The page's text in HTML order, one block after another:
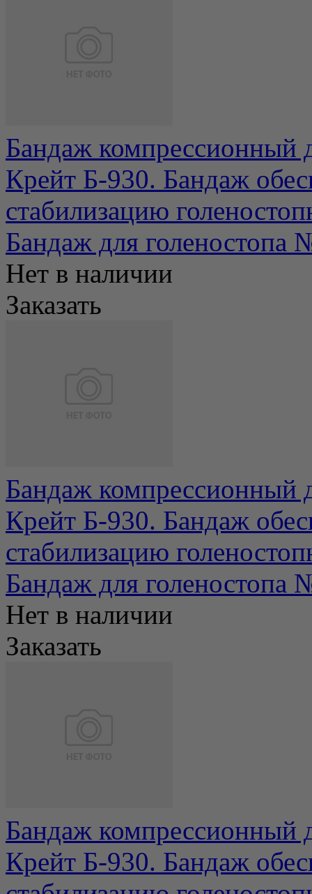
Бандаж компрессионный
Крейт Б-930. Бандаж
стабилизацию
Бандаж для голеностопа
Нет в наличии
Заказать
Бандаж компрессионный
Крейт Б-930. Бандаж
стабилизацию
Бандаж для голеностопа
Нет в наличии
Заказать
Бандаж компрессионный
Крейт Б-930. Бандаж